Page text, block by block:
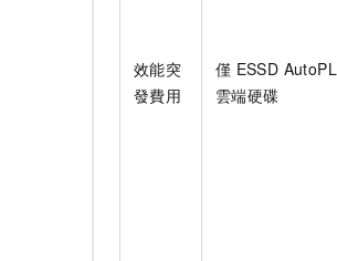
效能突
發費用
僅 ESSD AutoPL
雲端硬碟